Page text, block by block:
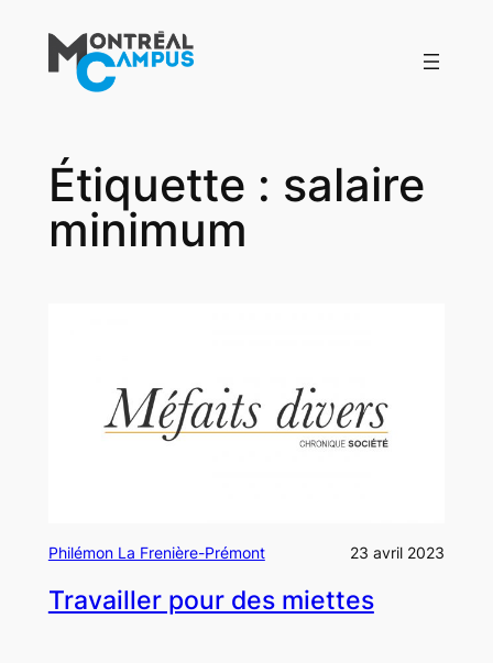
contenu
Étiquette : salaire
minimum
Philémon La Frenière-Prémont 23 avril 2023
Travailler pour des miettes